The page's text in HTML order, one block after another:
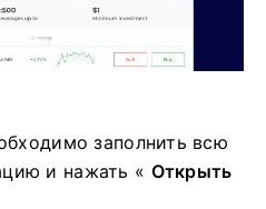
заполнить всю
и нажать « Открыть